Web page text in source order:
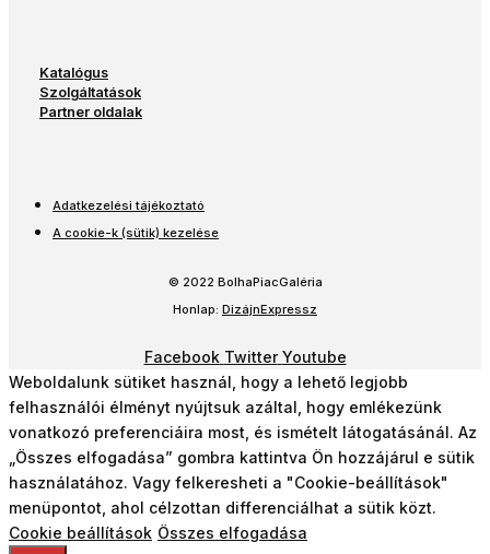
Katalógus
Szolgáltatások
Partner oldalak
Adatkezelési tájékoztató
A cookie-k (sütik) kezelése
© 2022 BolhaPiacGaléria
Honlap: DizájnExpressz
Facebook Twitter Youtube
Weboldalunk sütiket használ, hogy a lehető legjobb
felhasználói élményt nyújtsuk azáltal, hogy emlékezünk
vonatkozó preferenciáira most, és ismételt látogatásánál. Az
„Összes elfogadása” gombra kattintva Ön hozzájárul e sütik
használatához. Vagy felkeresheti a "Cookie-beállítások"
menüpontot, ahol célzottan differenciálhat a sütik közt.
Cookie beállítások Összes elfogadása